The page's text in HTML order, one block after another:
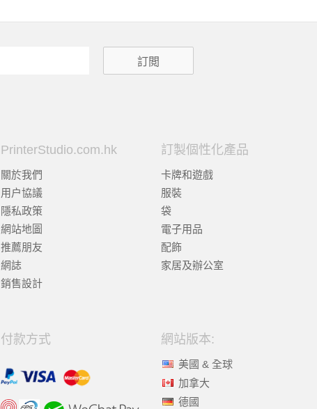
PrinterStudio.com.hk
關於我們
用户協議
隱私政策
網站地圖
推薦朋友
網誌
銷售設計
訂製個性化產品
卡牌和遊戲
服裝
袋
電子用品
配飾
家居及辦公室
付款方式 網站版本:
美國 & 全球
加拿大
德國